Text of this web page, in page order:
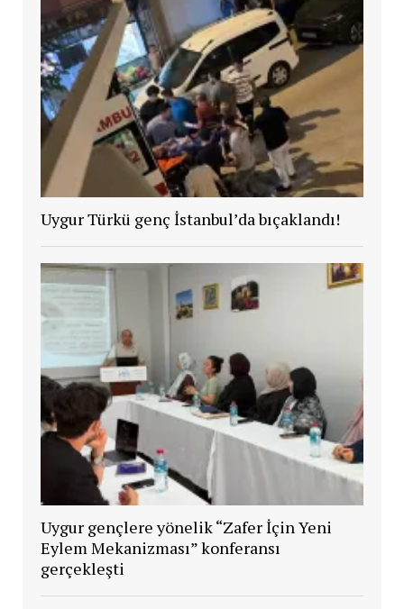
Uygur Türkü genç İstanbul’da bıçaklandı!
Uygur gençlere yönelik “Zafer İçin Yeni
Eylem Mekanizması” konferansı
gerçekleşti